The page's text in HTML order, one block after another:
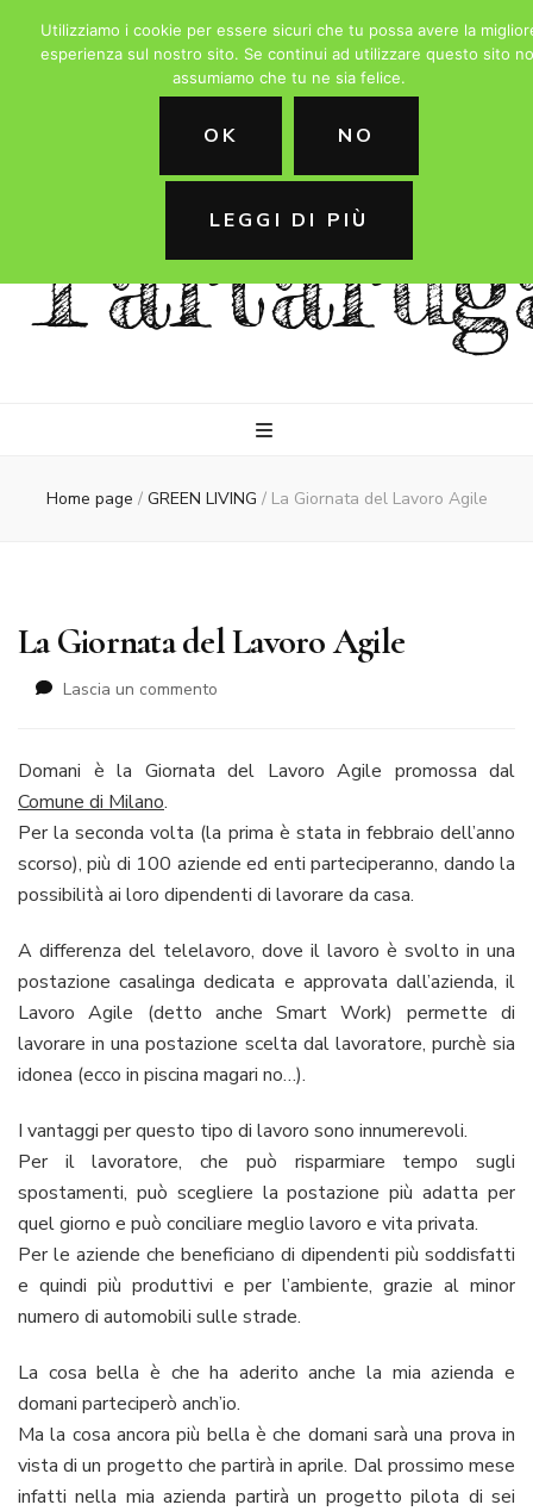
La
Home page / GREEN LIVING / La Giornata del Lavoro Agile
La Giornata del Lavoro Agile
Lascia un commento
del
Domani è la Giornata del Lavoro Agile promossa dal
Comune di Milano.
Per la seconda volta (la prima è stata in febbraio dell’anno
scorso), più di 100 aziende ed enti parteciperanno, dando la
possibilità ai loro dipendenti di lavorare da casa.
A differenza del telelavoro, dove il lavoro è svolto in una
postazione casalinga dedicata e approvata dall’azienda, il
Lavoro Agile (detto anche Smart Work) permette di
lavorare in una postazione scelta dal lavoratore, purchè sia
idonea (ecco in piscina magari no…).
I vantaggi per questo tipo di lavoro sono innumerevoli.
Per il lavoratore, che può risparmiare tempo sugli
spostamenti, può scegliere la postazione più adatta per
quel giorno e può conciliare meglio lavoro e vita privata.
Per le aziende che beneficiano di dipendenti più soddisfatti
e quindi più produttivi e per l’ambiente, grazie al minor
numero di automobili sulle strade.
La cosa bella è che ha aderito anche la mia azienda e
domani parteciperò anch’io.
Ma la cosa ancora più bella è che domani sarà una prova in
vista di un progetto che partirà in aprile. Dal prossimo mese
infatti nella mia azienda partirà un progetto pilota di sei
Utilizziamo i cookie per essere sicuri che tu possa avere la
esperienza sul nostro sito. Se continui ad utilizzare questo sito
assumiamo che tu ne sia felice.
OK NO
LEGGI DI PIÙ